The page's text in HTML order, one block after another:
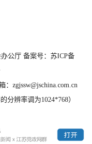
公厅 备案号：苏ICP备
：zgjssw@jschina.com.cn
分辨率调为1024*768）